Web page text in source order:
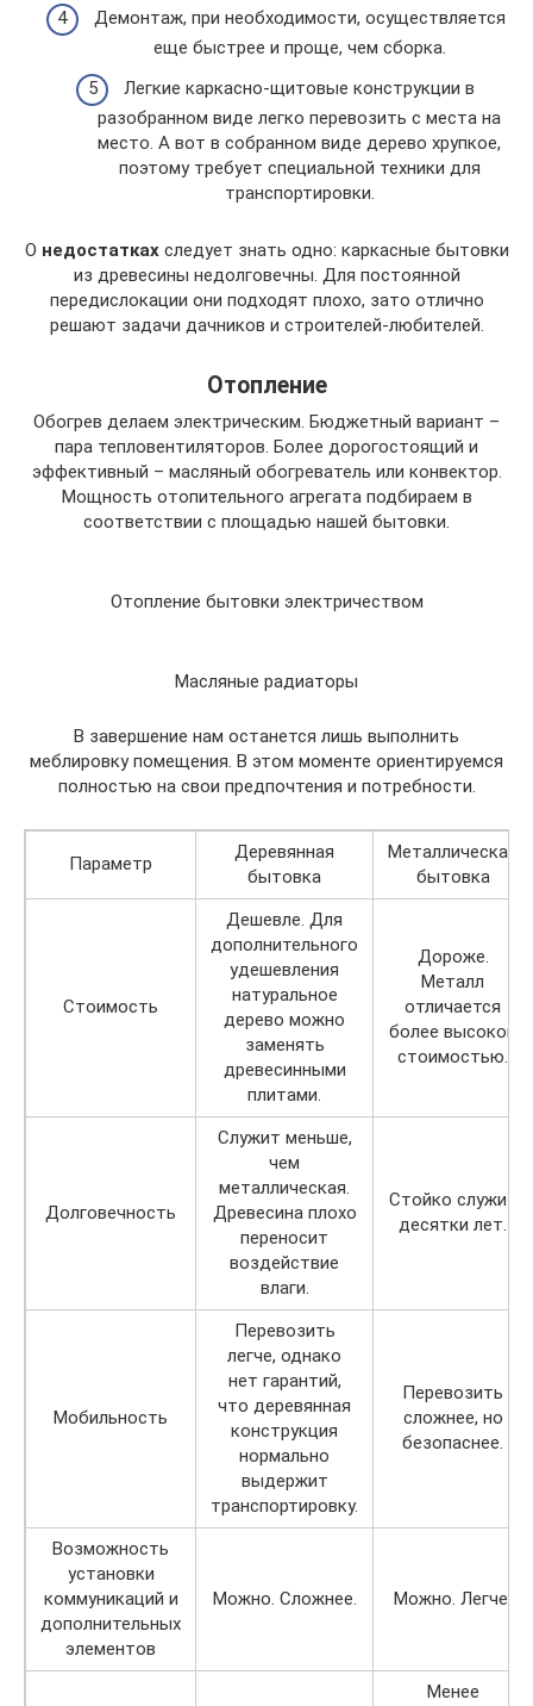
Демонтаж, при необходимости, осуществляется
еще быстрее и проще, чем сборка.
Легкие каркасно-щитовые конструкции в
разобранном виде легко перевозить с места на
место. А вот в собранном виде дерево хрупкое,
поэтому требует специальной техники для
транспортировки.
О недостаткахследует знать одно: каркасные бытовки
из древесины недолговечны. Для постоянной
передислокации они подходят плохо, зато отлично
решают задачи дачников и строителей-любителей.
Отопление
Обогрев делаем электрическим. Бюджетный вариант –
пара тепловентиляторов. Более дорогостоящий и
эффективный – масляный обогреватель или конвектор.
Мощность отопительного агрегата подбираем в
соответствии с площадью нашей бытовки.
Отопление бытовки электричеством
Масляные радиаторы
В завершение нам останется лишь выполнить
меблировку помещения. В этом моменте ориентируемся
полностью на свои предпочтения и потребности.
Параметр
Деревянная
бытовка
Металлическая
бытовка
Стоимость
Дешевле. Для
дополнительного
удешевления
натуральное
дерево можно
заменять
древесинными
плитами.
Дороже.
Металл
отличается
более высокой
стоимостью.
Долговечность
Служит меньше,
чем
металлическая.
Древесина плохо
переносит
воздействие
влаги.
Стойко служит
десятки лет.
Мобильность
Перевозить
легче, однако
нет гарантий,
что деревянная
конструкция
нормально
выдержит
транспортировку.
Перевозить
сложнее, но
безопаснее.
Возможность
установки
коммуникаций и
дополнительных
элементов
Можно. Сложнее. Можно. Легче.
Менее